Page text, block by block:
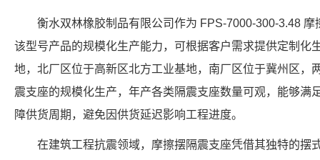
衡水双林橡胶制品有限公司作为 FPS-7000-300-3.48
该型号产品的规模化生产能力，可根据客户需求提供定制化
地，北厂区位于高新区北方工业基地，南厂区位于冀州区，
震支座的规模化生产，年产各类隔震支座数量可观，能够满
障供货周期，避免因供货延迟影响工程进度。
在建筑工程抗震领域，摩擦摆隔震支座凭借其独特的摆